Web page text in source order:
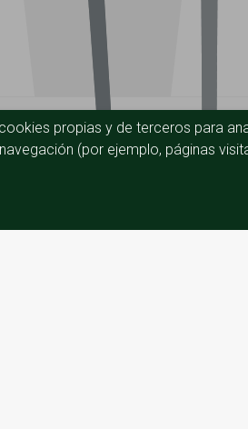
propias y de terceros para
(por ejemplo, páginas